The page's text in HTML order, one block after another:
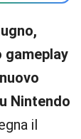
Nintendo
il